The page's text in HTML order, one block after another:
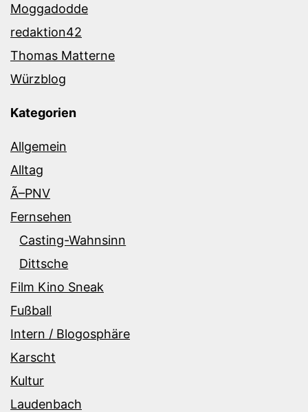
Moggadodde
redaktion42
Thomas Matterne
Würzblog
Kategorien
Allgemein
Alltag
Ã–PNV
Fernsehen
Casting-Wahnsinn
Dittsche
Film Kino Sneak
Fußball
Intern / Blogosphäre
Karscht
Kultur
Laudenbach